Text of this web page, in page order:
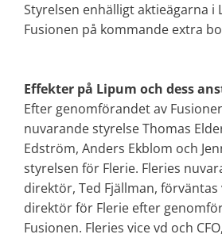
Styrelsen enhälligt aktieägarna
Fusionen på kommande extra
Effekter på Lipum och dess
Efter genomförandet av
nuvarande styrelse Thomas
Edström, Anders Ekblom och
styrelsen för Flerie. Fleries
direktör, Ted Fjällman,
direktör för Flerie efter
Fusionen. Fleries vice vd och